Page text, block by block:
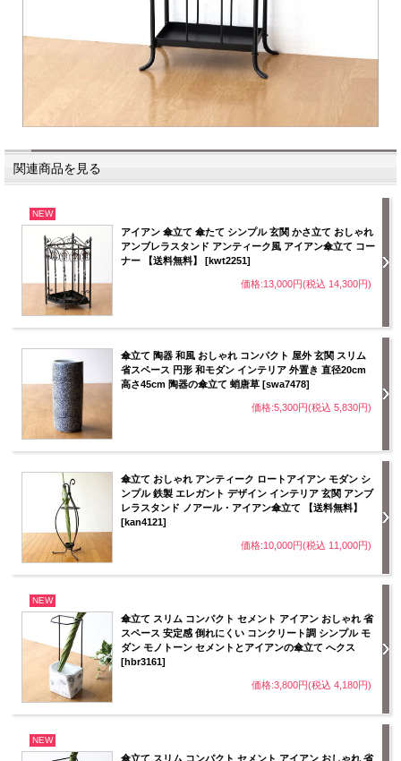
関連商品を見る
NEW
アイアン 傘立て 傘たて シンプル 玄関 かさ立て おしゃれ
アンブレラスタンド アンティーク風 アイアン傘立て コー
ナー 【送料無料】 [kwt2251]
価格:13,000円(税込 14,300円)
傘立て 陶器 和風 おしゃれ コンパクト 屋外 玄関 スリム
省スペース 円形 和モダン インテリア 外置き 直径20cm
高さ45cm 陶器の傘立て 蛸唐草 [swa7478]
価格:5,300円(税込 5,830円)
傘立て おしゃれ アンティーク ロートアイアン モダン シ
ンプル 鉄製 エレガント デザイン インテリア 玄関 アンブ
レラスタンド ノアール・アイアン傘立て 【送料無料】
[kan4121]
価格:10,000円(税込 11,000円)
NEW
傘立て スリム コンパクト セメント アイアン おしゃれ 省
スペース 安定感 倒れにくい コンクリート調 シンプル モ
ダン モノトーン セメントとアイアンの傘立て へクス
[hbr3161]
価格:3,800円(税込 4,180円)
NEW
傘立て スリム コンパクト セメント アイアン おしゃれ 省